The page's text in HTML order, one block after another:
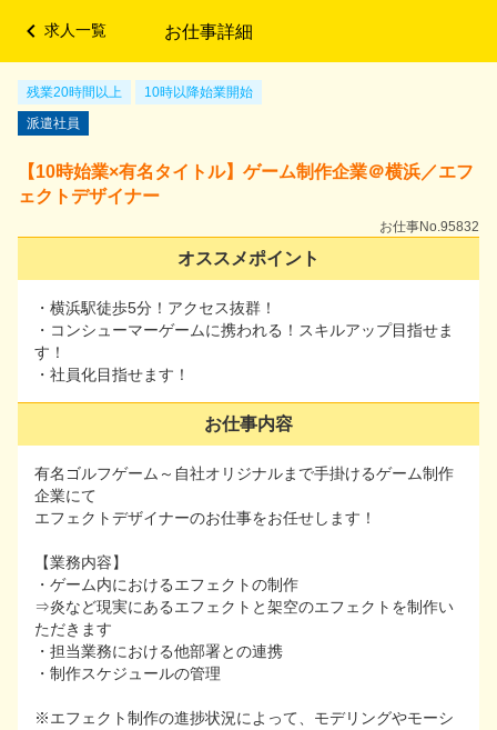
残業20時間以上
10時以降始業開始
派遣社員
【10時始業×有名タイトル】ゲーム制作企業＠横浜／エ
フェクトデザイナー
お仕事No.95832
オススメポイント
・横浜駅徒歩5分！アクセス抜群！
・コンシューマーゲームに携われる！スキルアップ目指せ
ます！
・社員化目指せます！
お仕事内容
有名ゴルフゲーム～自社オリジナルまで手掛けるゲーム制
作企業にて
エフェクトデザイナーのお仕事をお任せします！
【業務内容】
・ゲーム内におけるエフェクトの制作
⇒炎など現実にあるエフェクトと架空のエフェクトを制作
いただきます
・担当業務における他部署との連携
・制作スケジュールの管理
※エフェクト制作の進捗状況によって、モデリングやモー
求人一覧 お仕事詳細
残業20時間以上
10時以降始業開始
派遣社員
【10時始業×有名タイトル】ゲーム制作企業＠横浜／エフ
ェクトデザイナー
お仕事No.95832
オススメポイント
・横浜駅徒歩5分！アクセス抜群！
・コンシューマーゲームに携われる！スキルアップ目指せま
す！
・社員化目指せます！
お仕事内容
有名ゴルフゲーム～自社オリジナルまで手掛けるゲーム制作
企業にて
エフェクトデザイナーのお仕事をお任せします！
【業務内容】
・ゲーム内におけるエフェクトの制作
⇒炎など現実にあるエフェクトと架空のエフェクトを制作い
ただきます
・担当業務における他部署との連携
・制作スケジュールの管理
※エフェクト制作の進捗状況によって、モデリングやモーシ